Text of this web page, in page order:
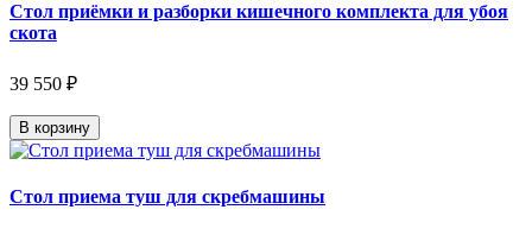
Стол приёмки и разборки кишечного комплекта для убоя
скота
39 550 ₽
В корзину
Стол приема туш для скребмашины